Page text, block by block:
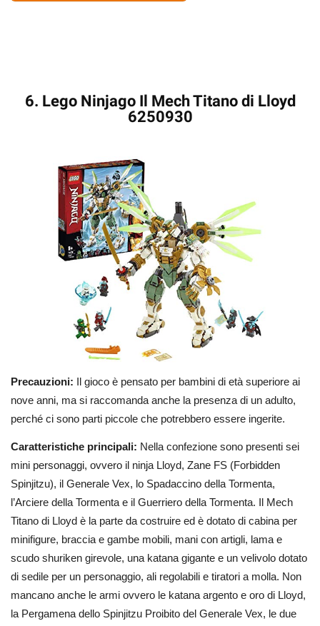
6. Lego Ninjago Il Mech Titano di Lloyd
6250930
Precauzioni: Il gioco è pensato per bambini di età superiore ai
nove anni, ma si raccomanda anche la presenza di un adulto,
perché ci sono parti piccole che potrebbero essere ingerite.
Caratteristiche principali: Nella confezione sono presenti sei
mini personaggi, ovvero il ninja Lloyd, Zane FS (Forbidden
Spinjitzu), il Generale Vex, lo Spadaccino della Tormenta,
l’Arciere della Tormenta e il Guerriero della Tormenta. Il Mech
Titano di Lloyd è la parte da costruire ed è dotato di cabina per
minifigure, braccia e gambe mobili, mani con artigli, lama e
scudo shuriken girevole, una katana gigante e un velivolo dotato
di sedile per un personaggio, ali regolabili e tiratori a molla. Non
mancano anche le armi ovvero le katana argento e oro di Lloyd,
la Pergamena dello Spinjitzu Proibito del Generale Vex, le due